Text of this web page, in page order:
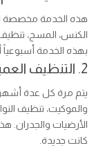
هذه الخدمة مخصصة
الكنس، المسح،
بهذه الخدمة
2. التنظيف العميق (Deep Cleaning)
يتم مرة كل عدة
والموكيت، تنظيف
الأرضيات والجدران.
كانت جديدة.